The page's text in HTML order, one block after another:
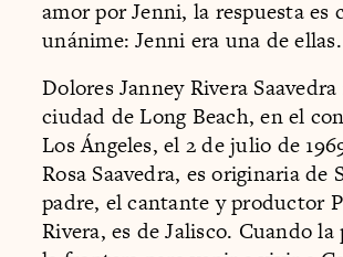
amor por Jenni, la respuesta es
unánime: Jenni era una de ellas.
Dolores Janney Rivera
ciudad de Long Beach, en el
Los Ángeles, el 2 de julio de
Rosa Saavedra, es originaria de
padre, el cantante y productor
Rivera, es de Jalisco. Cuando